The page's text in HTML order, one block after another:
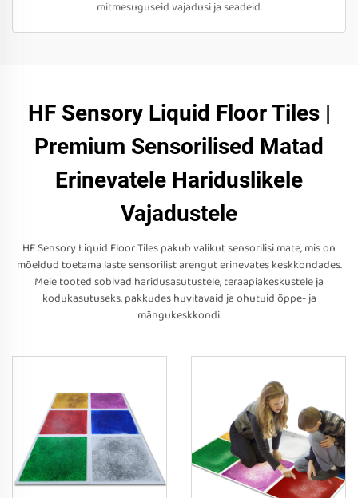
mitmesuguseid vajadusi ja seadeid.
HF Sensory Liquid Floor Tiles |
Premium Sensorilised Matad
Erinevatele Hariduslikele
Vajadustele
HF Sensory Liquid Floor Tiles pakub valikut sensorilisi mate, mis on
mõeldud toetama laste sensorilist arengut erinevates keskkondades.
Meie tooted sobivad haridusasutustele, teraapiakeskustele ja
kodukasutuseks, pakkudes huvitavaid ja ohutuid õppe- ja
mängukeskkondi.